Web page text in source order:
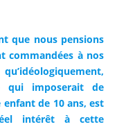
que nous pensions
commandées à nos
qui imposerait de
de 10 ans, est
intérêt à cette